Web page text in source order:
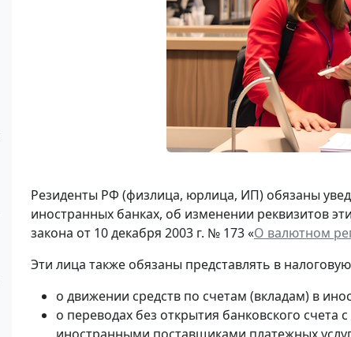
Резиденты РФ (физлица, юрлица, ИП) обязаны
иностранных банках, об изменении реквизитов
закона от 10 декабря 2003 г. № 173 «О валютном
Эти лица также обязаны представлять в
о движении средств по счетам (вкладам) в
о переводах без открытия банковского